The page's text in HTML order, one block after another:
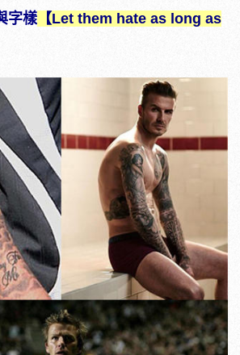
字樣 【Let them hate as long as